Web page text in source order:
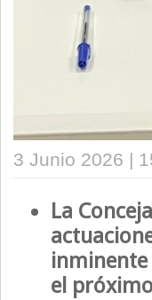
3 Junio 2026 |
La
inminente
el